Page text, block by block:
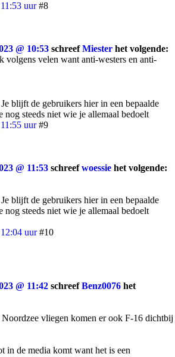
uur #8
@ 10:53 schreefMiester het volgende:
volgens velen want anti-westers en anti-
blijft de gebruikers hier in een bepaalde
nog steeds niet wie je allemaal bedoelt
uur #9
@ 11:53 schreefwoessie het volgende:
blijft de gebruikers hier in een bepaalde
nog steeds niet wie je allemaal bedoelt
uur #10
@ 11:42 schreefBenz0076 het
vliegen komen er ook F-16 dichtbij
in de media komt want het is een